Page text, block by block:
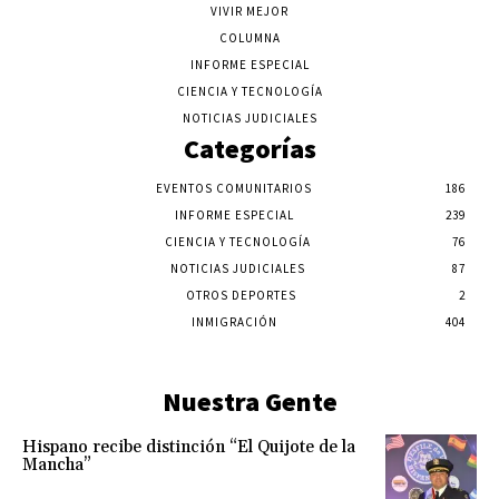
VIVIR MEJOR
COLUMNA
INFORME ESPECIAL
CIENCIA Y TECNOLOGÍA
NOTICIAS JUDICIALES
Categorías
EVENTOS COMUNITARIOS
186
INFORME ESPECIAL
239
CIENCIA Y TECNOLOGÍA
76
NOTICIAS JUDICIALES
87
OTROS DEPORTES
2
INMIGRACIÓN
404
Nuestra Gente
Hispano recibe distinción “El Quijote de la
Mancha”